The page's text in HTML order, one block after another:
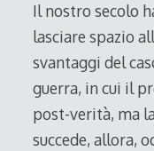
Il nostro secolo
lasciare spazio
svantaggi del
guerra, in cui il
post-verità, ma
succede, allora,